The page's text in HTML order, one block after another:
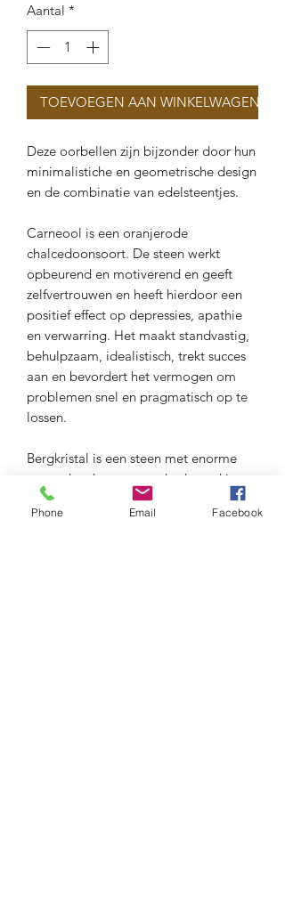
Aantal *
TOEVOEGEN AAN WINKELWAGEN
Deze oorbellen zijn bijzonder door hun
minimalistiche en geometrische design
en de combinatie van edelsteentjes.
Carneool is een oranjerode
chalcedoonsoort. De steen werkt
opbeurend en motiverend en geeft
zelfvertrouwen en heeft hierdoor een
positief effect op depressies, apathie
en verwarring. Het maakt standvastig,
behulpzaam, idealistisch, trekt succes
aan en bevordert het vermogen om
problemen snel en pragmatisch op te
lossen.
Bergkristal is een steen met enorme
geneeskracht en versterkt de werking
van andere stenen. Mentaal bevordert
bergkristal concentratie, helder
Phone Email Facebook